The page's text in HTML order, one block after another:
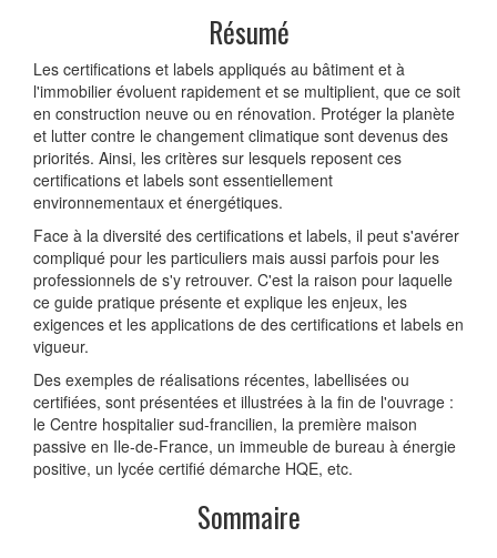
Résumé
Les certifications et labels appliqués au bâtiment et à
l'immobilier évoluent rapidement et se multiplient, que ce soit
en construction neuve ou en rénovation. Protéger la planète
et lutter contre le changement climatique sont devenus des
priorités. Ainsi, les critères sur lesquels reposent ces
certifications et labels sont essentiellement
environnementaux et énergétiques.
Face à la diversité des certifications et labels, il peut s'avérer
compliqué pour les particuliers mais aussi parfois pour les
professionnels de s'y retrouver. C'est la raison pour laquelle
ce guide pratique présente et explique les enjeux, les
exigences et les applications de des certifications et labels en
vigueur.
Des exemples de réalisations récentes, labellisées ou
certifiées, sont présentées et illustrées à la fin de l'ouvrage :
le Centre hospitalier sud-francilien, la première maison
passive en Ile-de-France, un immeuble de bureau à énergie
positive, un lycée certifié démarche HQE, etc.
Sommaire